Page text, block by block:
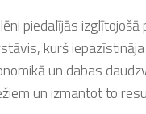
piedalījās
kurš
un dabas
un izmantot to